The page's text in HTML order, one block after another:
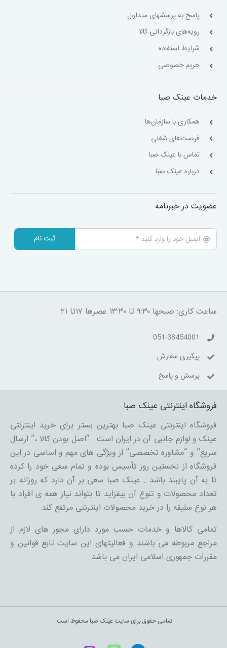
پاسخ به پرسشهای متداول
رویه‌های بازگردانی کالا
شرایط استفاده
حریم خصوصی
خدمات عینک صبا
همکاری با سازمان‌ها
فرصت‌های شغلی
تماس با عینک صبا
درباره عینک صبا
عضویت در خبرنامه
ثبت نام
ساعت کاری: صبحها ۹:۳۰ تا ۱۳:۳۰ عصرها ۱۷تا ۲۱
051-38454001
پیگیری سفارش
پرسش و پاسخ
فروشگاه اینترنتی عینک صبا
فروشگاه اینترنتی عینک صبا بهترین بستر برای خرید اینترنتی
عینک و لوازم جانبی آن در ایران است . “اصل بودن کالا ،” ارسال
سریع” و “مشاوره تخصصی” از ویژگی های مهم و اساسی در این
فروشگاه از نخستین روز تأسیس بوده و تمام سعی خود را کرده
تا به آن پایبند باشد . عینک صبا سعی بر آن دارد که روزانه بر
تعداد محصولات و تنوع آن بیفزاید تا بتواند نیاز همه ی افراد با
هر نوع سلیقه را در خرید محصولات اینترنتی مرتفع کند.
تمامی کالاها و خدمات حسب مورد دارای مجوز های لازم از
مراجع مربوطه می باشند و فعالیتهای این سایت تابع قوانین و
مقررات جمهوری اسلامی ایران می باشد.
تمامی حقوق برای سایت عینک صبا محفوظ است.